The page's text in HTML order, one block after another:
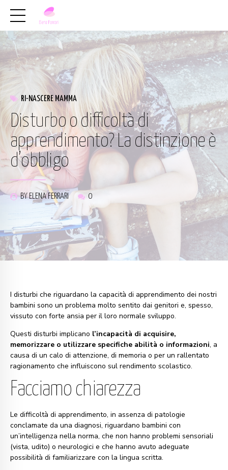
RI-NASCERE MAMMA
Disturbo o difficoltà di
apprendimento? La distinzione è
d’obbligo
BY ELENA FERRARI 0
I disturbi che riguardano la capacità di apprendimento dei nostri
bambini sono un problema molto sentito dai genitori e, spesso,
vissuto con forte ansia per il loro normale sviluppo.
Questi disturbi implicano l’incapacità di acquisire,
memorizzare o utilizzare specifiche abilità o informazioni, a
causa di un calo di attenzione, di memoria o per un rallentato
ragionamento che influiscono sul rendimento scolastico.
Facciamo chiarezza
Le difficoltà di apprendimento, in assenza di patologie
conclamate da una diagnosi, riguardano bambini con
un’intelligenza nella norma, che non hanno problemi sensoriali
(vista, udito) o neurologici e che hanno avuto adeguate
possibilità di familiarizzare con la lingua scritta.